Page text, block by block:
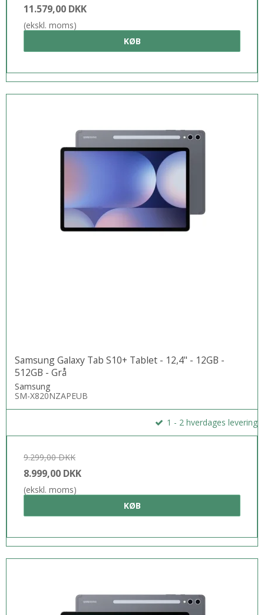
11.579,00 DKK
(ekskl. moms)
KØB
Samsung Galaxy Tab S10+ Tablet - 12,4" - 12GB -
512GB - Grå
Samsung
SM-X820NZAPEUB
1 - 2 hverdages levering
9.299,00 DKK
8.999,00 DKK
(ekskl. moms)
KØB